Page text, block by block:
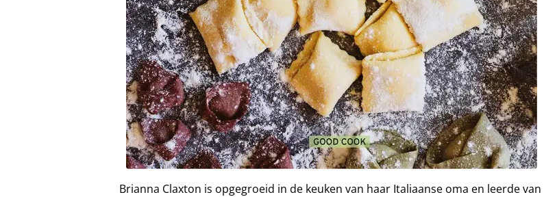
Brianna Claxton is opgegroeid in de keuken van haar Italiaanse oma en leerde van